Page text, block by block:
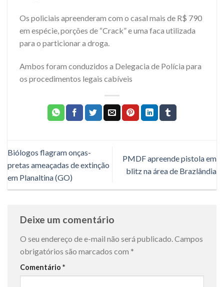
Os policiais apreenderam com o casal mais de R$ 790
em espécie, porções de “Crack” e uma faca utilizada
para o particionar a droga.
Ambos foram conduzidos a Delegacia de Polícia para
os procedimentos legais cabíveis
Biólogos flagram onças-
pretas ameaçadas de extinção
em Planaltina (GO)
PMDF apreende pistola em
blitz na área de Brazlândia
Deixe um comentário
O seu endereço de e-mail não será publicado. Campos
obrigatórios são marcados com *
Comentário *